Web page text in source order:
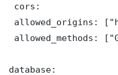
cors:
allowed_origins:
allowed_methods:
database: